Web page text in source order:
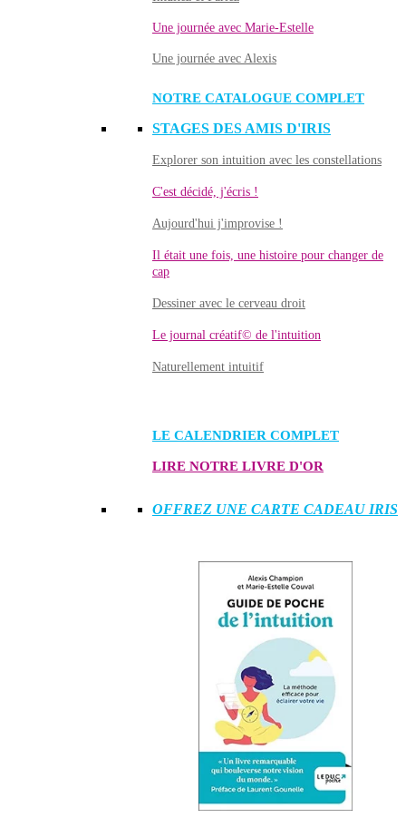
Une journée avec Marie-Estelle
Une journée avec Alexis
NOTRE CATALOGUE COMPLET
STAGES DES AMIS D'IRIS
Explorer son intuition avec les constellations
C'est décidé, j'écris !
Aujourd'hui j'improvise !
Il était une fois, une histoire pour changer de
cap
Dessiner avec le cerveau droit
Le journal créatif© de l'intuition
Naturellement intuitif
LE CALENDRIER COMPLET
LIRE NOTRE LIVRE D'OR
OFFREZ UNE CARTE CADEAU IRIS